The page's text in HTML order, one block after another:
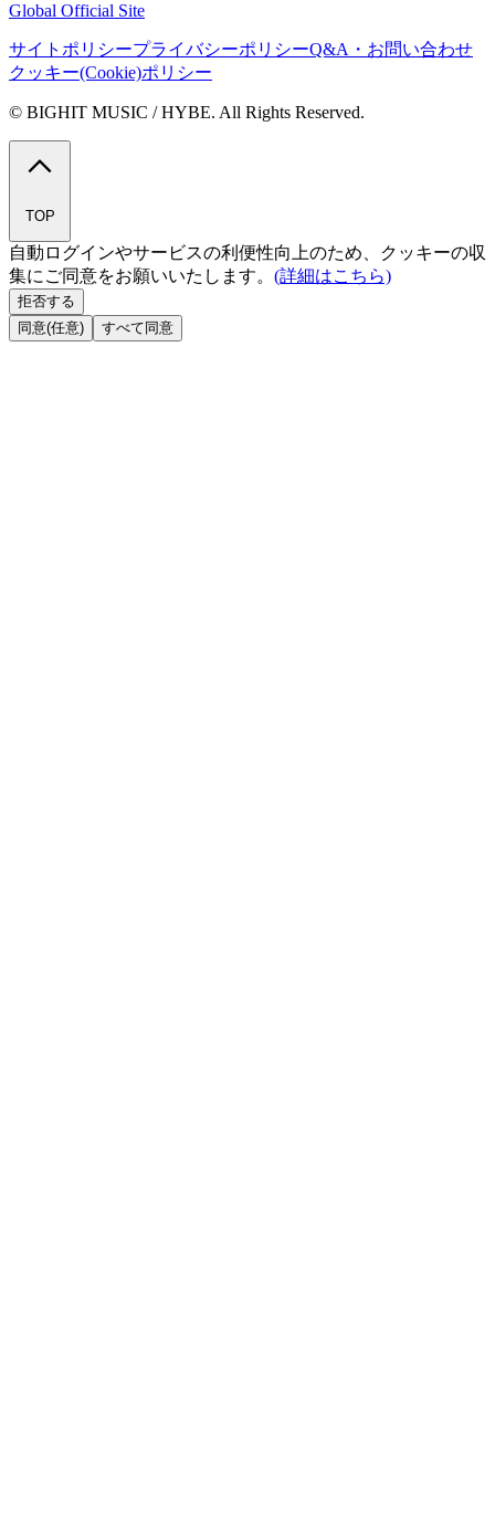
Global Official Site
サイトポリシープライバシーポリシーQ&A・お問い合わせ
クッキー(Cookie)ポリシー
© BIGHIT MUSIC / HYBE. All Rights Reserved.
TOP
自動ログインやサービスの利便性向上のため、クッキーの収
集にご同意をお願いいたします。 (詳細はこちら)
拒否する
同意(任意)
すべて同意